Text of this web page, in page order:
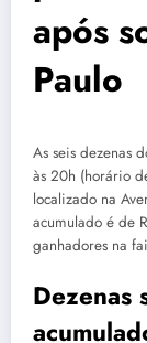
após
Paulo
As seis dezenas
às 20h (horário
localizado na
acumulado é de
ganhadores na
Dezenas